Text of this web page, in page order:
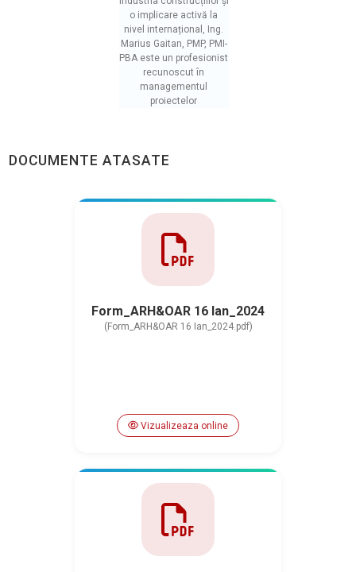
o implicare activă la
nivel internațional, Ing.
Marius Gaitan, PMP, PMI-
PBA este un profesionist
recunoscut în
managementul
proiectelor
DOCUMENTE ATASATE
Form_ARH&OAR 16 Ian_2024
(Form_ARH&OAR 16 Ian_2024.pdf)
Vizualizeaza online